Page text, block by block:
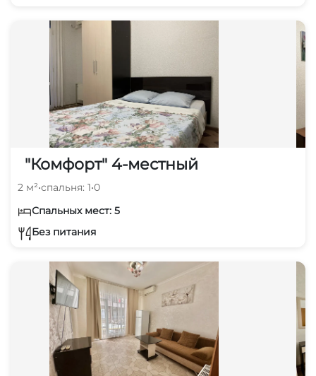
"Комфорт" 4-местный
2 м²•спальня: 1•0
Спальных мест: 5
Без питания